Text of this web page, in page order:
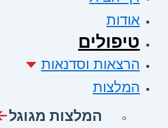
אודות
טיפולים
הרצאות וסדנאות
המלצות
המלצות מגוגל